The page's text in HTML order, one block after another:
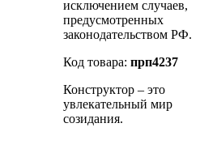
исключением случаев,
предусмотренных
законодательством РФ.
Код товара: прп4237
Конструктор – это
увлекательный мир
созидания.